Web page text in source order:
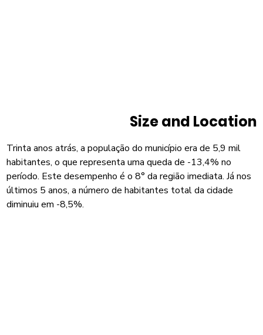
Size and Location
Trinta anos atrás, a população do município era de 5,9 mil
habitantes, o que representa uma queda de -13,4% no
período. Este desempenho é o 8° da região imediata. Já nos
últimos 5 anos, a número de habitantes total da cidade
diminuiu em -8,5%.